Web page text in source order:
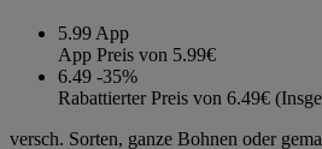
5.99 App
App Preis von 5.99€
6.49 -35%
Rabattierter Preis von 6.49€
versch. Sorten, ganze Bohnen oder